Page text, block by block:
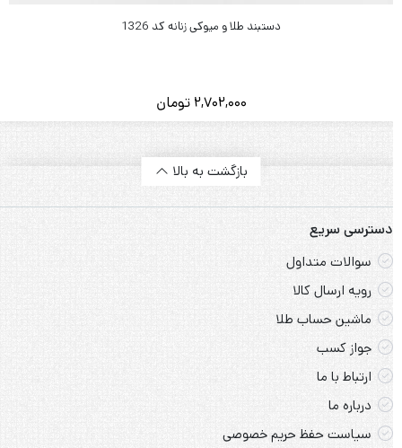
دستبند طلا و میوکی زنانه کد 1326
2,702,000تومان
بازگشت به بالا
دسترسی سریع
سوالات متداول
رویه ارسال کالا
ماشین حساب طلا
جواز کسب
ارتباط با ما
درباره ما
سیاست حفظ حریم خصوصی